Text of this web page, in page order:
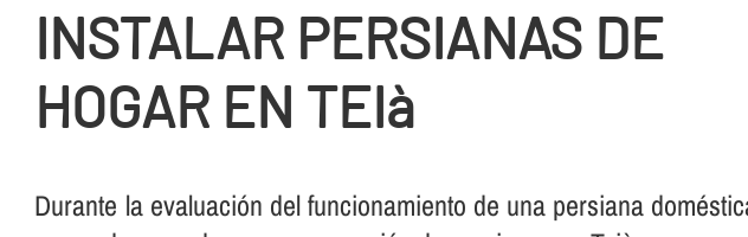
INSTALAR PERSIANAS DE
HOGAR EN TEIà
Durante la evaluación del funcionamiento de una persiana